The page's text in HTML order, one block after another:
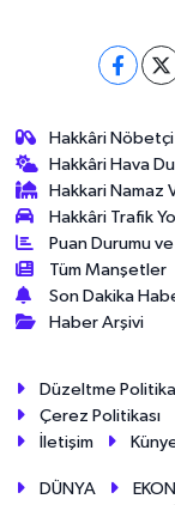
Hakkâri
Hakkâri Hava
Hakkari Namaz
Hakkâri Trafik
Puan Durumu
Tüm Manşetler
Son Dakika
Haber Arşivi
Düzeltme
Çerez Politikası
İletişim
DÜNYA